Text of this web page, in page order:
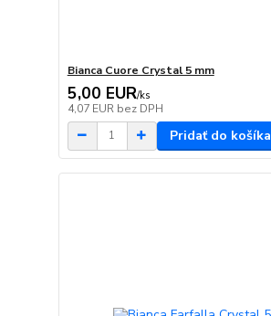
Bianca Cuore Crystal 5 mm
5,00 EUR/ks
4,07 EUR bez DPH
Pridať do košíka